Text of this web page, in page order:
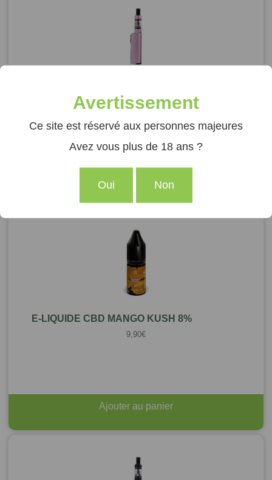
KIT Q16 PRO JUSTFOG ROSE
39,90€
Ajouter au panier
E-LIQUIDE CBD MANGO KUSH 8%
9,90€
Ajouter au panier
Avertissement
Ce site est réservé aux personnes majeures
Avez vous plus de 18 ans ?
Oui Non